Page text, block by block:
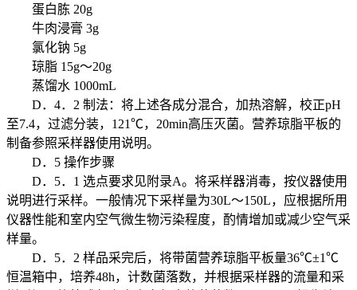
蛋白胨 20g
牛肉浸膏 3g
氯化钠 5g
琼脂 15g～20g
蒸馏水 1000mL
D．4．2 制法：将上述各成分混合，加热溶解，校正pH
至7.4，过滤分装，121℃，20min高压灭菌。营养琼脂平板的
制备参照采样器使用说明。
D．5 操作步骤
D．5．1 选点要求见附录A。将采样器消毒，按仪器使用
说明进行采样。一般情况下采样量为30L～150L，应根据所用
仪器性能和室内空气微生物污染程度，酌情增加或减少空气采
样量。
D．5．2 样品采完后，将带菌营养琼脂平板量36℃±1℃
恒温箱中，培养48h，计数菌落数，并根据采样器的流量和采